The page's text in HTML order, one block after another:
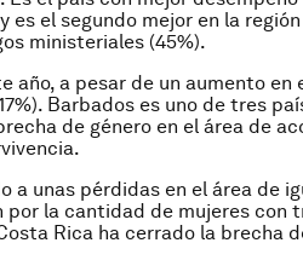
es el segundo mejor en la
ministeriales (45%).
año, a pesar de un aumento en
Barbados es uno de tres
de género en el área de
a unas pérdidas en el área de
la cantidad de mujeres con
Rica ha cerrado la brecha